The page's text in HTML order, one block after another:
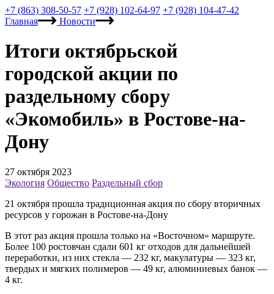
+7 (863) 308-50-57 +7 (928) 102-64-97 +7 (928) 104-47-42
Главная
Новости
Итоги октябрьской
городской акции по
раздельному сбору
«Экомобиль» в Ростове-на-
Дону
27 октября 2023
Экология Общество Раздельный сбор
21 октября прошла традиционная акция по сбору вторичных
ресурсов у горожан в Ростове-на-Дону
В этот раз акция прошла только на «Восточном» маршруте.
Более 100 ростовчан сдали 601 кг отходов для дальнейшей
переработки, из них стекла — 232 кг, макулатуры — 323 кг,
твердых и мягких полимеров — 49 кг, алюминиевых банок —
4 кг.